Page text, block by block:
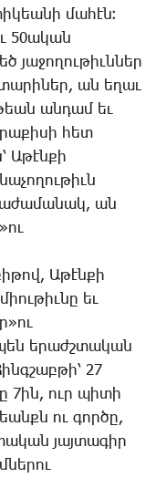
մա­հէն։
50ա­կան
յա­ջո­ղու­թիւն­ներ
ան ե­ղաւ
ան­դամ եւ
հետ
Ա­թէն­քի
ան
Ա­թէն­քի
եւ
ե­րաժշ­տա­կան
27
7ին, ուր պի­տի
ու գոր­ծը,
յայ­տա­գիր